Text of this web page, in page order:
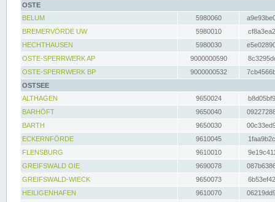
OSTE
BELUM
5980060
BREMERVÖRDE UW
5980010
HECHTHAUSEN
5980030
OSTE-SPERRWERK AP
9000000590
OSTE-SPERRWERK BP
9000000532
OSTSEE
ALTHAGEN
9650024
BARHÖFT
9650040
BARTH
9650030
ECKERNFÖRDE
9610045
FLENSBURG
9610010
GREIFSWALD OIE
9690078
GREIFSWALD-WIECK
9650073
HEILIGENHAFEN
9610070